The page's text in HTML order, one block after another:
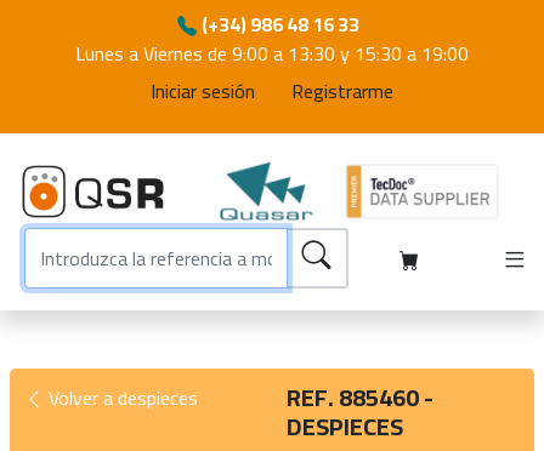
(+34) 986 48 16 33
Lunes a Viernes de 9:00 a 13:30 y 15:30 a 19:00
Iniciar sesión
Registrarme
Volver a despieces REF. 885460 -
DESPIECES